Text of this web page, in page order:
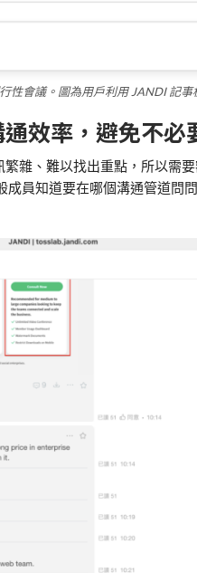
性會議。圖為用戶利用 JANDI 記事
效率，避免不必
雜、難以找出重點，所以需
員知道要在哪個溝通管道問